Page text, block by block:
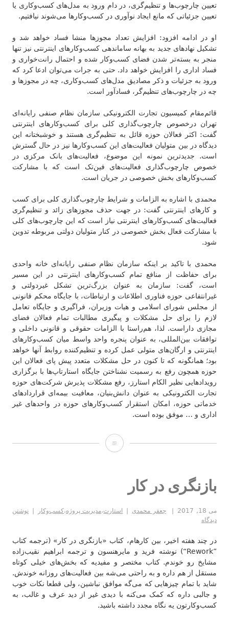
تعیین چارچوب‌ها و تنظیم‌گری، در دام ورود به مدل‌های کسب‌وکاری یا
تعیین جزئیاتی که مانع ایجاد نوآوری در کسب‌وکارها می‌شوند نیافتیم.
او در ادامه افزود: افزایش تعداد مجوزها منشا فساد خواهد شد و
تشکیل نهادهای جدید به بهانه ساماندهی کسب‌و‌کارهای اینترنتی نیز تنها
منجر به بسته‌تر شدن فضای کسب‌و‌کار شده و احتمال رانت‌خواری و
فساد اداری را افزایش خواهد داد. حتی به جرات می‌توان ادعا کرد که
ورود به جزئیات و ذکر مصادیق مدل‌های کسب‌وکاری، چه در مجوزها و
چه در چارچوب‌های تنظیم‌گر، فسادآور است.
قائم‌مقام کمیسیون تجارت الکترونیکی سازمان نظام صنفی رایانه‌ای
تهران درخصوص چارچوب‌گذاری کلی برای کسب‌وکارهای اینترنتی
گفت: اکثر فعالان حوزه قائل به تنظیم‌گری هستند و خوشبختانه این
دیدگاه در بین متولیان فعالیت‌های این کسب‌وکارها نیز در حال گسترش
است. جدیدترین نمونه این موضوع،‌ فعالیت‌های بانک مرکزی در
خصوص چارچوب‌گذاری فعالیت‌های فین‌تک است که با مشارکت
کسب‌وکارهای بخش خصوصی در جریان است.
محمدی با اشاره به الزامات و شرایط چارچوب‌گذاری کلی برای کسب
و کارهای اینترنتی گفت: در جهت حذف مجوزهای زائد و تنظیم‌گری
فعالیت‌های کسب‌وکارهای اینترنتی نیاز است که این چارچوب‌های کلی
با مشارکت فعال بخش خصوصی در کنار متولیان دولتی مربوطه تدوین
شود.
محمدی با تاکید بر اینکه سازمان نظام صنفی رایانه‌ای خانه واحدی
برای حفاظت از منافع تمام کسب‌وکارهای اینترنتی در این مسیر
است، گفت: سازمان به عنوان بزرگ‌ترین تشکل غیردولتی و
غیرانتفاعی حوزه فناوری اطلاعات و ارتباطات، با جایگاه محکم قانونی
از مجلس شورای اسلامی و هیات وزیران، فراگیری و جایگاه تعامل
لازم را برای حل مشکلات و پیگیری مطالبات تمام فعالان فضای
مجازی داراست. لذا، هم‌راستا با الزامات حقوقی و قانونی داخلی و
توافقات بین‌المللی، به عنوان پنجره واحد واسط میان کسب‌وکارهای
اینترنتی و ارگان‌های متولی عمل کرده و تنظیم‌کننده روابط آنها خواهد
بود؛ همانگونه که تا کنون در حل مشکلات متعدد پیش پای فعالان این
حوزه همچون رفع به رسمیت نشناختن جایگاه استارتاپ‌ها با برگزاری
رویدادهایی نظیر الکام استارز، رفع مشکلات پذیرش شرکت‌های حوزه
تجارت‌ الکترونیکی به عنوان دانش‌بنیان، معافیت بیمه‌ای قراردادهای
خدماتی حوزه، امکان استقرار کسب‌وکارهای حوزه در واحدهای غیر
اداری و … موفق بوده است.
مخالف
در
کسب‌وکارهای
اینترنتی
هستیم.
بازنگری در کار
می 18, 2017 جعفر محمدی استارت،مدیریت پروژه،کسب‌وکار
نوشتن
دیدگاه
در چند هفته اخیر، بین کارهام، کتاب «بازنگری در کار» (ترجمه کتاب
‪“Rework”‬) نوشته فرید و مایرهنسون و ترجمه ابراهیم نقیب‌زاده
مشایخ رو خوندم. کتاب مختصر و مفیدیه که بخش‌های خیلی کوتاه
مستقل از هم داره و به راحتی می‌شه بین فعالیت‌های روزانه خوندش.
شاید با تمام چیزهایی که می‌گه موافق نباشین، ولی قطعا نکات خوب
و جالبی داره که کمک می‌کنه با دیدی غیر از دید عرف و غالب، به
کسب‌وکارتون یه نگاه مجدد داشته باشید.